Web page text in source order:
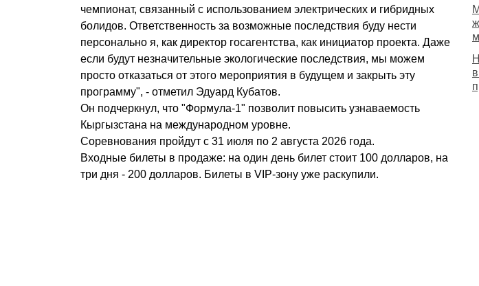
чемпионат, связанный с использованием электрических и гибридных
болидов. Ответственность за возможные последствия буду нести
персонально я, как директор госагентства, как инициатор проекта. Даже
если будут незначительные экологические последствия, мы можем
просто отказаться от этого мероприятия в будущем и закрыть эту
программу", - отметил Эдуард Кубатов.
Он подчеркнул, что "Формула-1" позволит повысить узнаваемость
Кыргызстана на международном уровне.
Соревнования пройдут с 31 июля по 2 августа 2026 года.
Входные билеты в продаже: на один день билет стоит 100 долларов, на
три дня - 200 долларов. Билеты в VIP-зону уже раскупили.